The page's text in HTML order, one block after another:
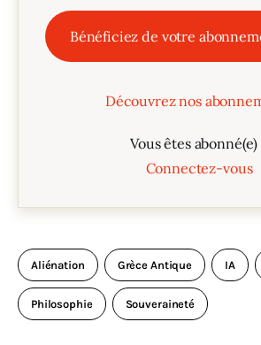
Bénéficiez de votre
Découvrez nos
Vous êtes abonné(e)
Connectez-vous
Aliénation Grèce Antique IA
Philosophie Souveraineté